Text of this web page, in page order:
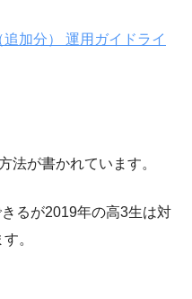
加分） 運用ガイドライ
法が書かれています。
るが2019年の高3生は対
。